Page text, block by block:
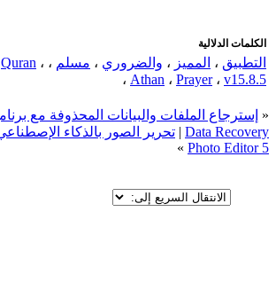
الكلمات الدلالية
التطبيق ، المميز ، والضروري ، مسلم ، Quran ،
Athan ، Prayer، v15.8.5 ،
«
Data Recovery
|
Photo Editor 5
»